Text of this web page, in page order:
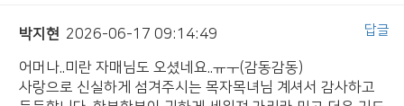
박지현 2026-06-17 09:14:49
어머나..미란 자매님도 오셨네요..ㅠㅜ(감동감동)
사랑으로 신실하게 섬겨주시는 목자목녀님 계셔서 감사하고
답글